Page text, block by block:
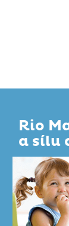
Rio
a sílu